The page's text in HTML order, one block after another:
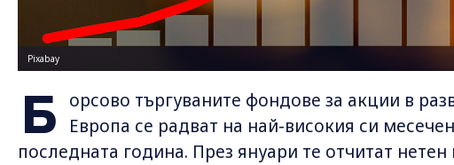
Pixabay
Б
орсово търгуваните фондове за акции в
Европа се радват на най-високия си
последната година. През януари те отчитат